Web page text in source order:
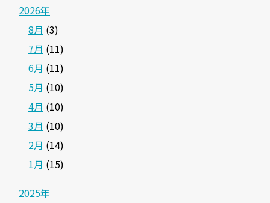
2026年
8月 (3)
7月 (11)
6月 (11)
5月 (10)
4月 (10)
3月 (10)
2月 (14)
1月 (15)
2025年